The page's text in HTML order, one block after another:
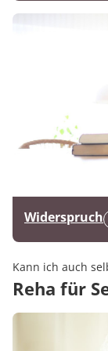
Widerspruch
Kann ich auch
Reha für